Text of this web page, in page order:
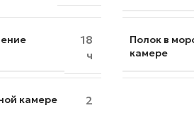
18
ч
Полок в
камере
камере 2